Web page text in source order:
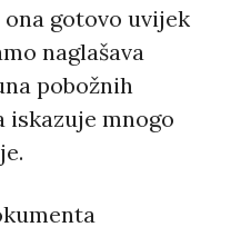
gotovo uvijek
naglašava
pobožnih
iskazuje mnogo